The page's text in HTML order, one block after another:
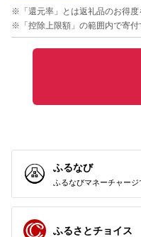
※「還元率」とは返礼品のお得度
※「控除上限額」の範囲内で寄
ふるなび
ふるなびマネーチャージ
ふるさとチョイス